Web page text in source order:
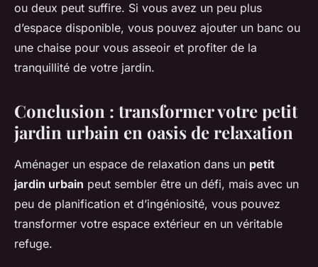
ou deux peut suffire. Si vous avez un peu plus
d’espace disponible, vous pouvez ajouter un banc ou
une chaise pour vous asseoir et profiter de la
tranquillité de votre jardin.
Conclusion : transformer votre petit
jardin urbain en oasis de relaxation
Aménager un espace de relaxation dans un petit
jardin urbain peut sembler être un défi, mais avec un
peu de planification et d’ingéniosité, vous pouvez
transformer votre espace extérieur en un véritable
refuge.